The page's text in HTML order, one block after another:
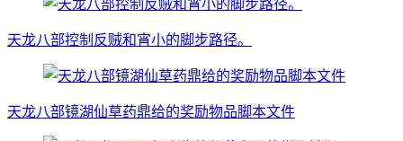
天龙八部控制反贼和宵小的脚步路径。
天龙八部镜湖仙草药鼎给的奖励物品脚本文件